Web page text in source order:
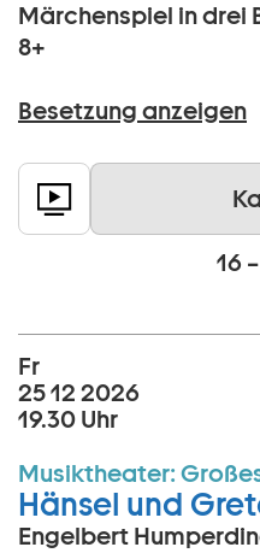
Märchenspiel in drei
8+
Besetzung anzeigen
16
Fr
25 12 2026
19.30 Uhr
Musiktheater:
Hänsel und
Engelbert